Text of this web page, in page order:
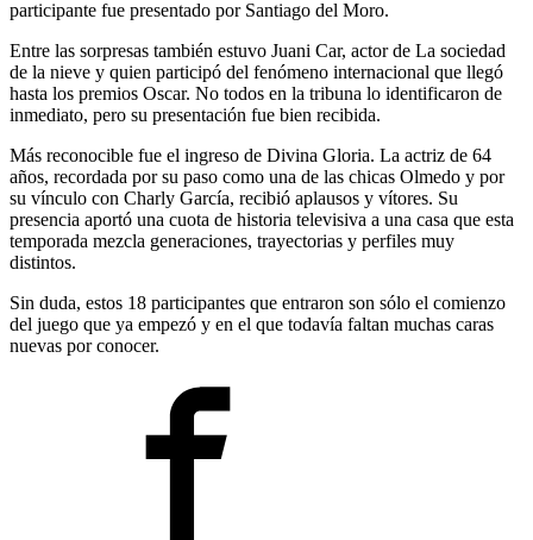
participante fue presentado por Santiago del Moro.
Entre las sorpresas también estuvo Juani Car, actor de La sociedad
de la nieve y quien participó del fenómeno internacional que llegó
hasta los premios Oscar. No todos en la tribuna lo identificaron de
inmediato, pero su presentación fue bien recibida.
Más reconocible fue el ingreso de Divina Gloria. La actriz de 64
años, recordada por su paso como una de las chicas Olmedo y por
su vínculo con Charly García, recibió aplausos y vítores. Su
presencia aportó una cuota de historia televisiva a una casa que esta
temporada mezcla generaciones, trayectorias y perfiles muy
distintos.
Sin duda, estos 18 participantes que entraron son sólo el comienzo
del juego que ya empezó y en el que todavía faltan muchas caras
nuevas por conocer.